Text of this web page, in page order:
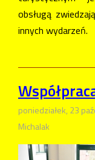
obsługą
innych wydarzeń.
poniedziałek, 23
Michalak